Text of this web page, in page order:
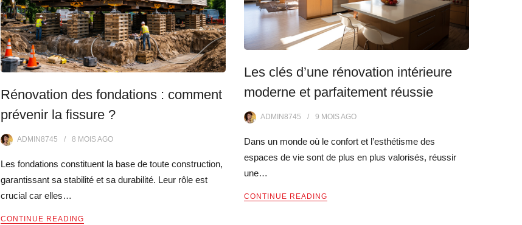
Rénovation des fondations : comment
prévenir la fissure ?
ADMIN8745 8 MOISAGO
Les fondations constituent la base de toute construction,
garantissant sa stabilité et sa durabilité. Leur rôle est
crucial car elles…
CONTINUE READING
Les clés d’une rénovation intérieure
moderne et parfaitement réussie
ADMIN8745 9 MOISAGO
Dans un monde où le confort et l’esthétisme des
espaces de vie sont de plus en plus valorisés, réussir
une…
CONTINUE READING